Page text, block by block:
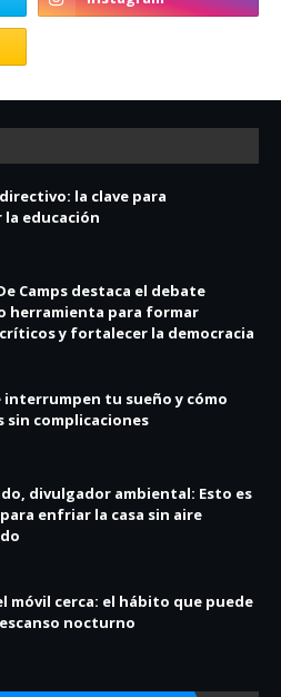
la clave para
educación
Camps destaca el debate
herramienta para formar
y fortalecer la democracia
interrumpen tu sueño y cómo
sin complicaciones
divulgador ambiental: Esto es
enfriar la casa sin aire
móvil cerca: el hábito que puede
nocturno